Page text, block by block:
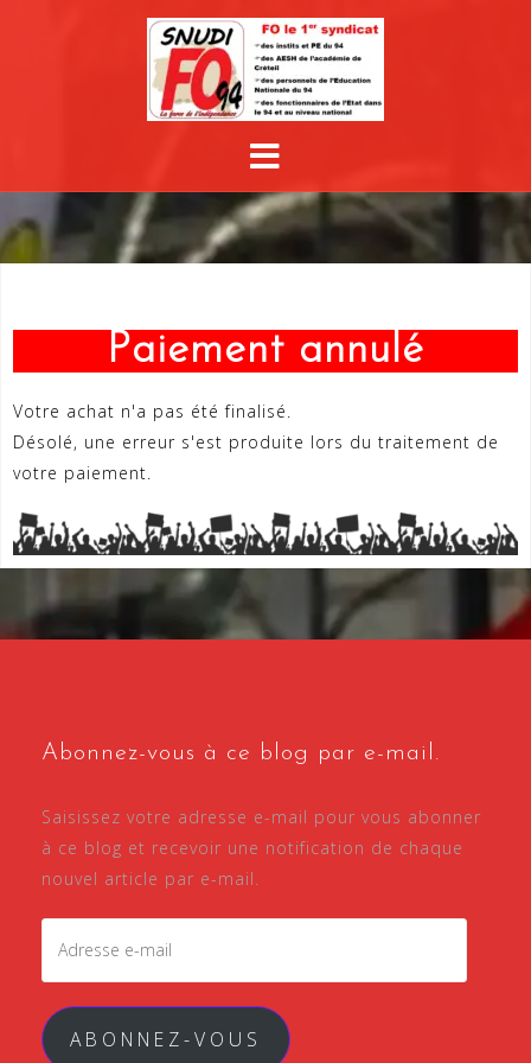
Paiement annulé
Votre achat n'a pas été finalisé.
Désolé, une erreur s'est produite lors du traitement de
votre paiement.
Abonnez-vous à ce blog par e-mail.
Saisissez votre adresse e-mail pour vous abonner
à ce blog et recevoir une notification de chaque
nouvel article par e-mail.
ABONNEZ-VOUS